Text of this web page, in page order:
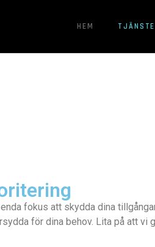
HEM
fokus att skydda dina
för dina behov. Lita på att vi